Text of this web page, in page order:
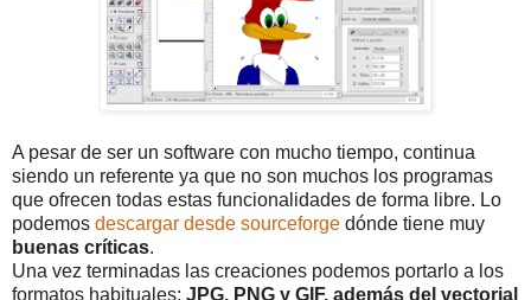
A pesar de ser un software con mucho tiempo, continua
siendo un referente ya que no son muchos los programas
que ofrecen todas estas funcionalidades de forma libre. Lo
podemos descargar desde sourceforge dónde tiene muy
buenas críticas.
Una vez terminadas las creaciones podemos portarlo a los
formatos habituales: JPG, PNG y GIF, además del vectorial